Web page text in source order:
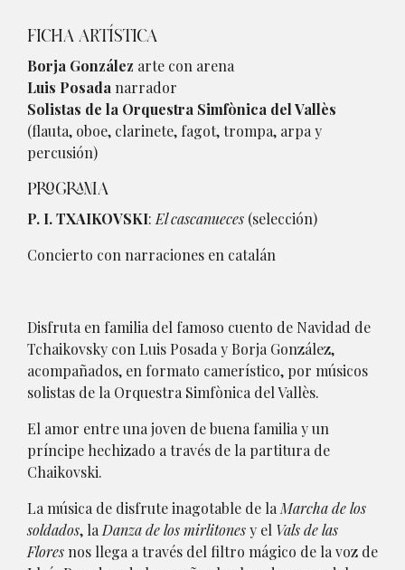
FICHA ARTÍSTICA
Borja González arte con arena
Luis Posada narrador
Solistas de la Orquestra Simfònica del Vallès
(flauta, oboe, clarinete, fagot, trompa, arpa y
percusión)
PROGRAMA
P. I. TXAIKOVSKI: El cascanueces (selección)
Concierto con narraciones en catalán
Disfruta en familia del famoso cuento de Navidad de
Tchaikovsky con Luis Posada y Borja González,
acompañados, en formato camerístico, por músicos
solistas de la Orquestra Simfònica del Vallès.
El amor entre una joven de buena familia y un
príncipe hechizado a través de la partitura de
Chaikovski.
La música de disfrute inagotable de la Marcha de los
soldados, la Danza de los mirlitonesy el Vals de las
Floresnos llega a través del filtro mágico de la voz de